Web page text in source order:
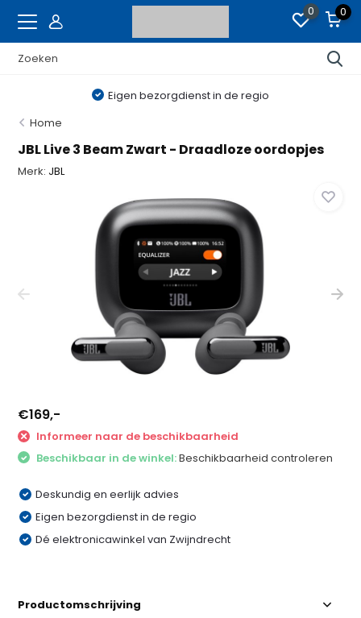
0 0
Eigen bezorgdienst in de regio
Home
JBL Live 3 Beam Zwart - Draadloze oordopjes
Merk: JBL
€169,-
Informeer naar de beschikbaarheid
Beschikbaar in de winkel:Beschikbaarheid controleren
Deskundig en eerlijk advies
Eigen bezorgdienst in de regio
Dé elektronicawinkel van Zwijndrecht
Productomschrijving